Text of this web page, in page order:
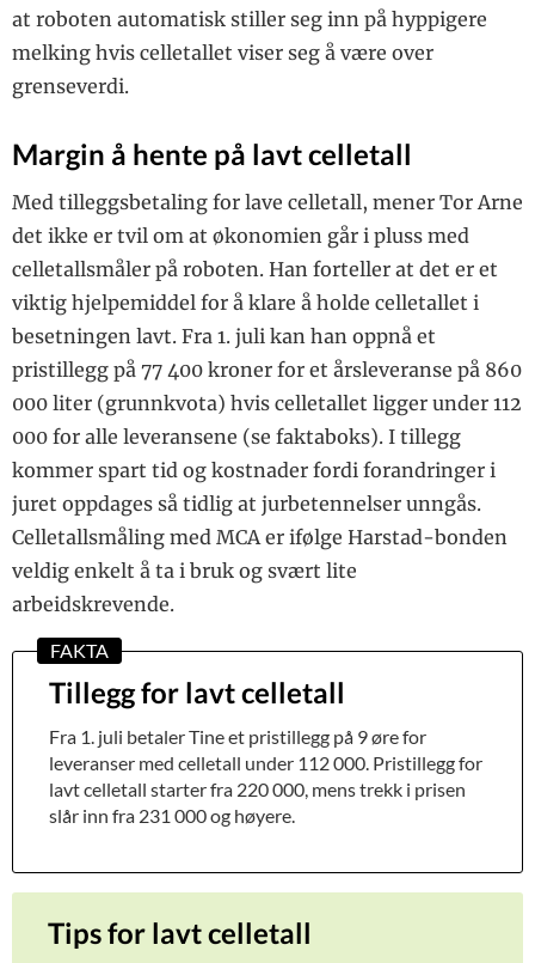
at roboten automatisk stiller seg inn på hyppigere
melking hvis celletallet viser seg å være over
grenseverdi.
Margin å hente på lavt celletall
Med tilleggsbetaling for lave celletall, mener Tor Arne
det ikke er tvil om at økonomien går i pluss med
celletallsmåler på roboten. Han forteller at det er et
viktig hjelpemiddel for å klare å holde celletallet i
besetningen lavt. Fra 1. juli kan han oppnå et
pristillegg på 77 400 kroner for et årsleveranse på 860
000 liter (grunnkvota) hvis celletallet ligger under 112
000 for alle leveransene (se faktaboks). I tillegg
kommer spart tid og kostnader fordi forandringer i
juret oppdages så tidlig at jurbetennelser unngås.
Celletallsmåling med MCA er ifølge Harstad-bonden
veldig enkelt å ta i bruk og svært lite
arbeidskrevende.
Tillegg for lavt celletall
Fra 1. juli betaler Tine et pristillegg på 9 øre for
leveranser med celletall under 112 000. Pristillegg for
lavt celletall starter fra 220 000, mens trekk i prisen
slår inn fra 231 000 og høyere.
Tips for lavt celletall